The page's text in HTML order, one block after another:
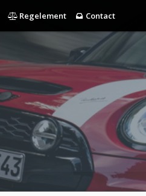
Regelement Contact